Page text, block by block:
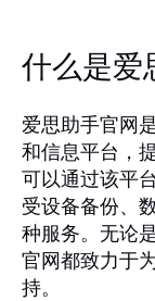
什么是爱
爱思助手官网
和信息平台，
可以通过该平
受设备备份、
种服务。无论
官网都致力于
持。